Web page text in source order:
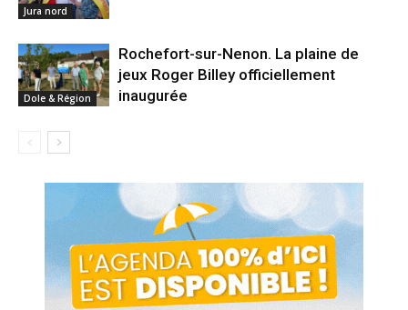
Jura nord
Dole & Région
Rochefort-sur-Nenon. La plaine de
jeux Roger Billey officiellement
inaugurée